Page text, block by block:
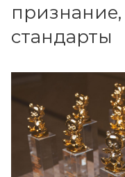
признание,
стандарты